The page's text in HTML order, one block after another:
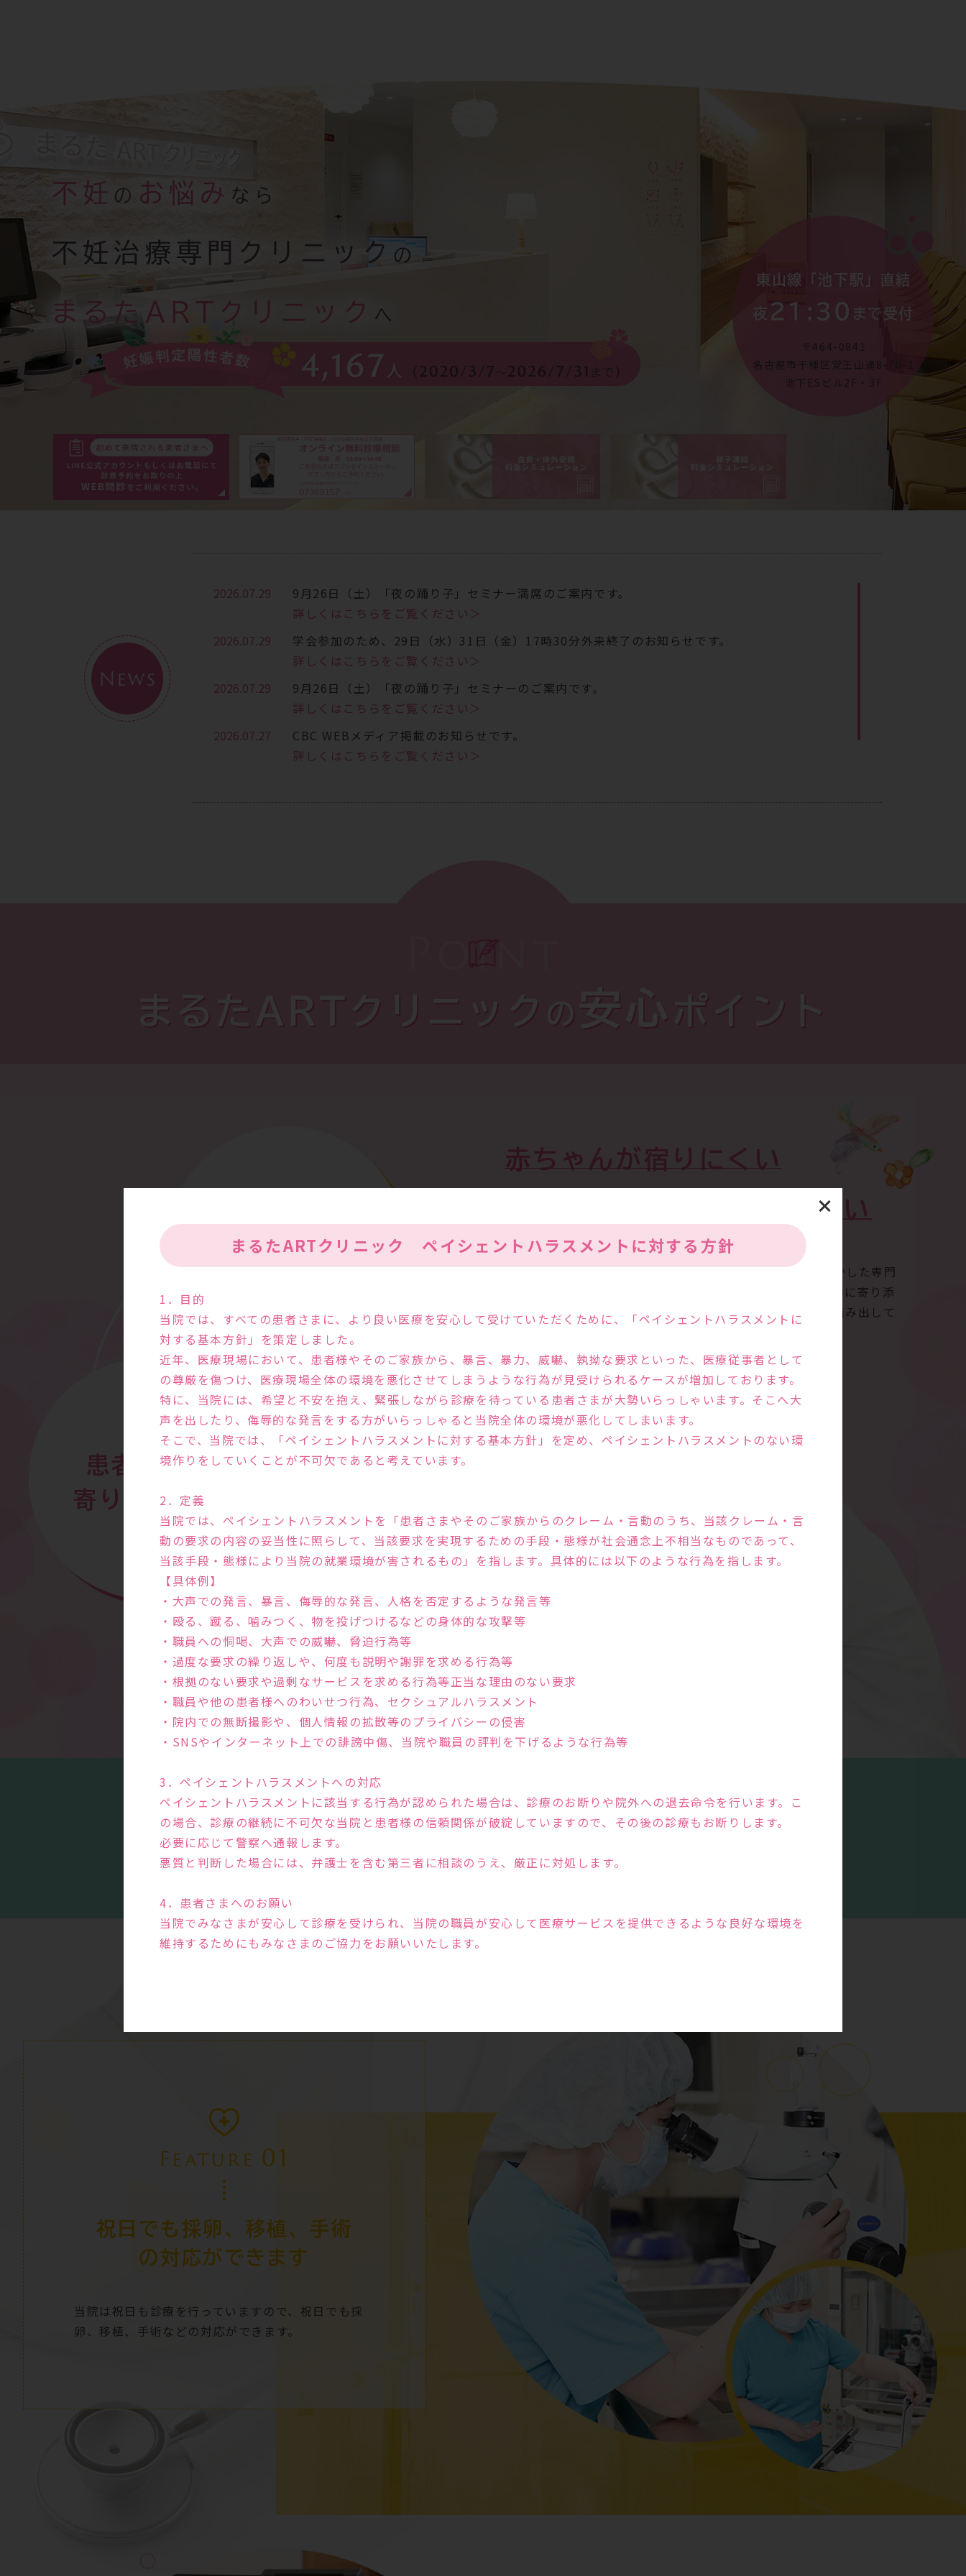
まるたARTクリニック ペイシェントハラスメントに対する方針
1．目的
当院では、すべての患者さまに、より良い医療を安心して受けていただくために、「ペイシェントハラスメントに
対する基本方針」を策定しました。
近年、医療現場において、患者様やそのご家族から、暴言、暴力、威嚇、執拗な要求といった、医療従事者として
の尊厳を傷つけ、医療現場全体の環境を悪化させてしまうような行為が見受けられるケースが増加しております。
特に、当院には、希望と不安を抱え、緊張しながら診療を待っている患者さまが大勢いらっしゃいます。そこへ大
声を出したり、侮辱的な発言をする方がいらっしゃると当院全体の環境が悪化してしまいます。
そこで、当院では、「ペイシェントハラスメントに対する基本方針」を定め、ペイシェントハラスメントのない環
境作りをしていくことが不可欠であると考えています。
2．定義
当院では、ペイシェントハラスメントを「患者さまやそのご家族からのクレーム・言動のうち、当該クレーム・言
動の要求の内容の妥当性に照らして、当該要求を実現するための手段・態様が社会通念上不相当なものであって、
当該手段・態様により当院の就業環境が害されるもの」を指します。具体的には以下のような行為を指します。
【具体例】
・大声での発言、暴言、侮辱的な発言、人格を否定するような発言等
・殴る、蹴る、噛みつく、物を投げつけるなどの身体的な攻撃等
・職員への恫喝、大声での威嚇、脅迫行為等
・過度な要求の繰り返しや、何度も説明や謝罪を求める行為等
・根拠のない要求や過剰なサービスを求める行為等正当な理由のない要求
・職員や他の患者様へのわいせつ行為、セクシュアルハラスメント
・院内での無断撮影や、個人情報の拡散等のプライバシーの侵害
・SNSやインターネット上での誹謗中傷、当院や職員の評判を下げるような行為等
3．ペイシェントハラスメントへの対応
ペイシェントハラスメントに該当する行為が認められた場合は、診療のお断りや院外への退去命令を行います。こ
の場合、診療の継続に不可欠な当院と患者様の信頼関係が破綻していますので、その後の診療もお断りします。
必要に応じて警察へ通報します。
悪質と判断した場合には、弁護士を含む第三者に相談のうえ、厳正に対処します。
4．患者さまへのお願い
当院でみなさまが安心して診療を受けられ、当院の職員が安心して医療サービスを提供できるような良好な環境を
維持するためにもみなさまのご協力をお願いいたします。
不妊 の お悩み なら
不妊治療専門クリニック の
まるたARTクリニック へ
東山線「池下駅」直結
夜 21:30 まで受付
〒464-0841
名古屋市千種区覚王山通8-70-1
池下ESビル2F・3F
News
2026.07.29
9月26日（土）「夜の踊り子」セミナー満席のご案内です。
詳しくはこちらをご覧ください＞
2026.07.29
学会参加のため、29日（水）31日（金）17時30分外来終了のお知らせです。
詳しくはこちらをご覧ください＞
2026.07.29
9月26日（土）「夜の踊り子」セミナーのご案内です。
詳しくはこちらをご覧ください＞
2026.07.27
CBC WEBメディア掲載のお知らせです。
詳しくはこちらをご覧ください＞
まるたARTクリニック の 安心 ポイント
高い専門性
患者さまに
寄り添う診察
多くの実績と
赤ちゃんが宿りにくい
になりたい
不妊症治療を専門で学んできた経験、これまでの実績を生かした専門
性の高い治療を行ないます。ご夫婦の話をよく聞き、お悩みに寄り添
う診察を心掛けています。新しい命の誕生にむけて一歩を踏み出して
まるたARTクリニック
Feature
Feature 01
祝日でも採卵、移植、手術
の対応ができます
当院は祝日 も診療を行っていますので、祝日 でも採
卵、移植、手術などの対応ができます。